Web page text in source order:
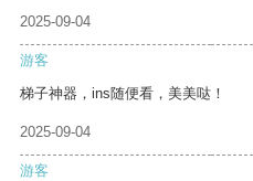
2025-09-04
游客
梯子神器，ins随便看，美美哒！
2025-09-04
游客